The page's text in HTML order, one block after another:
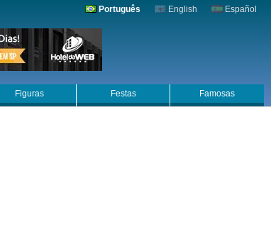
Português English Español
Figuras Festas Famosas